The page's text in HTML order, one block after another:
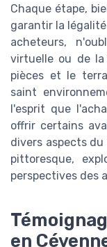
Chaque étape,
garantir la
acheteurs,
virtuelle ou de
pièces et le
saint
l'esprit que
offrir certains
divers aspects
pittoresque,
perspectives des
en